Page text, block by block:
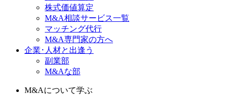
株式価値算定
M&A相談サービス一覧
マッチング代行
M&A専門家の方へ
企業･人材と出逢う
副業部
M&Aな部
M&Aについて学ぶ